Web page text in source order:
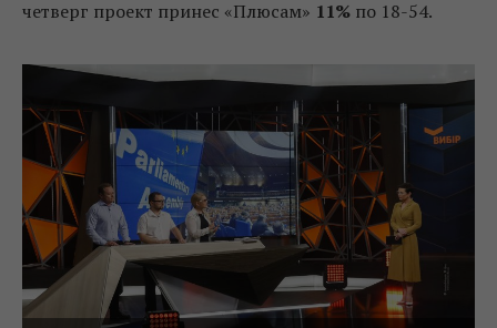
четверг проект принес «Плюсам» 11% по 18-54.